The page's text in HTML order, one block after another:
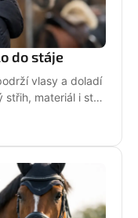
do stáje
vlasy a doladí
střih, materiál i styl